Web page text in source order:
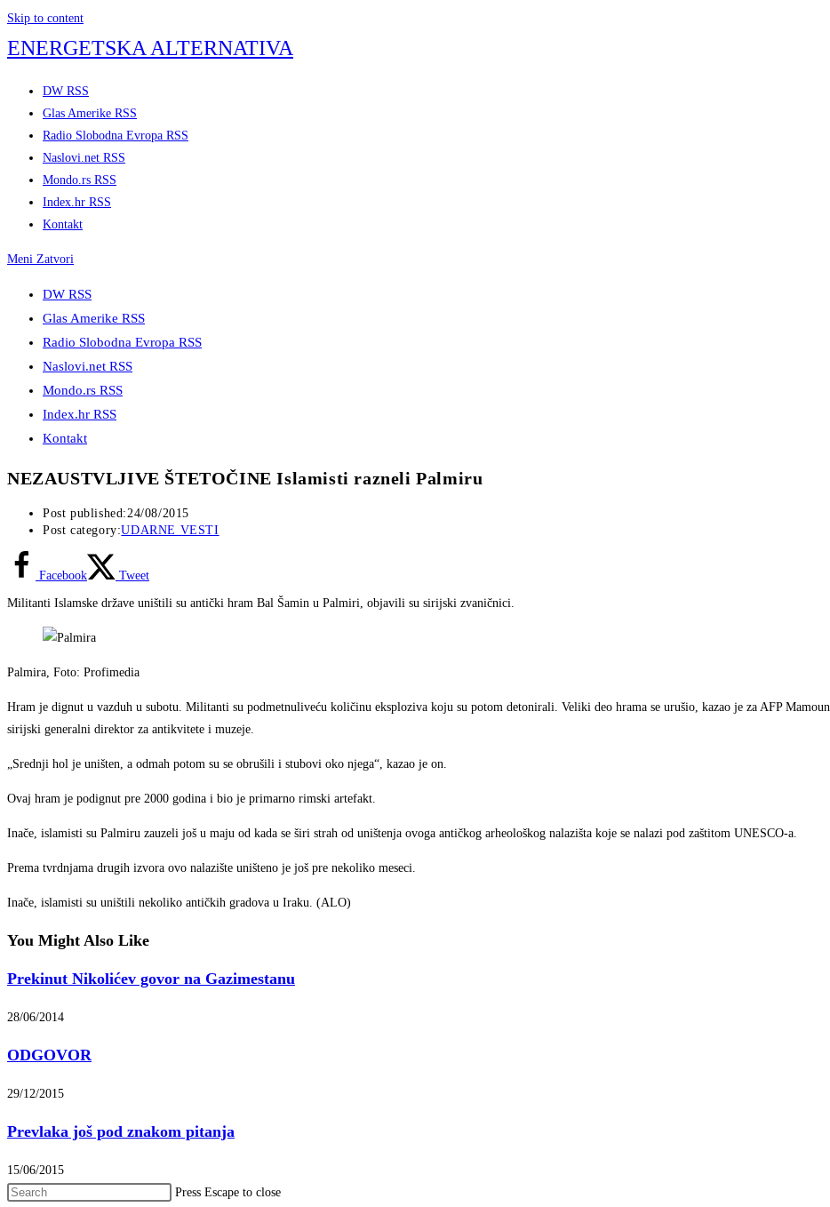
Skip to content
ENERGETSKA ALTERNATIVA
DW RSS
Glas Amerike RSS
Radio Slobodna Evropa RSS
Naslovi.net RSS
Mondo.rs RSS
Index.hr RSS
Kontakt
Meni Zatvori
DW RSS
Glas Amerike RSS
Radio Slobodna Evropa RSS
Naslovi.net RSS
Mondo.rs RSS
Index.hr RSS
Kontakt
NEZAUSTVLJIVE ŠTETOČINE Islamisti razneli Palmiru
Post published:24/08/2015
Post category:UDARNE VESTI
Facebook Tweet
Militanti Islamske države uništili su antički hram Bal Šamin u Palmiri, objavili su sirijski zvaničnici.
Palmira, Foto: Profimedia
Hram je dignut u vazduh u subotu. Militanti su podmetnuliveću količinu eksploziva koju su potom detonirali. Veliki deo hrama se urušio, kazao je za AFP
sirijski generalni direktor za antikvitete i muzeje.
„Srednji hol je uništen, a odmah potom su se obrušili i stubovi oko njega“, kazao je on.
Ovaj hram je podignut pre 2000 godina i bio je primarno rimski artefakt.
Inače, islamisti su Palmiru zauzeli još u maju od kada se širi strah od uništenja ovoga antičkog arheološkog nalazišta koje se nalazi pod zaštitom UNESCO-a.
Prema tvrdnjama drugih izvora ovo nalazište uništeno je još pre nekoliko meseci.
Inače, islamisti su uništili nekoliko antičkih gradova u Iraku. (ALO)
You Might Also Like
Prekinut Nikolićev govor na Gazimestanu
28/06/2014
ODGOVOR
29/12/2015
Prevlaka još pod znakom pitanja
15/06/2015
Press Escape to close